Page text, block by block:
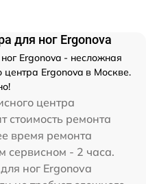
для ног Ergonova
Ergonova - несложная
Ergonova в Москве.
центра
стоимость ремонта
время ремонта
сервисном - 2 часа.
ног Ergonova